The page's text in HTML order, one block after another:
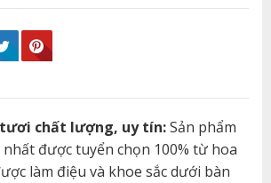
tươi chất lượng, uy tín:Sản phẩm
được tuyển chọn 100% từ hoa
làm điệu và khoe sắc dưới bàn